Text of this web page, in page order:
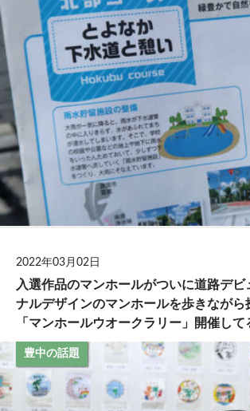
2022年03月02日
入選作品のマンホールがついに道路デビ
ナルデザインのマンホールを歩きながら
「マンホールウオークラリー」開催して
豊中の話題